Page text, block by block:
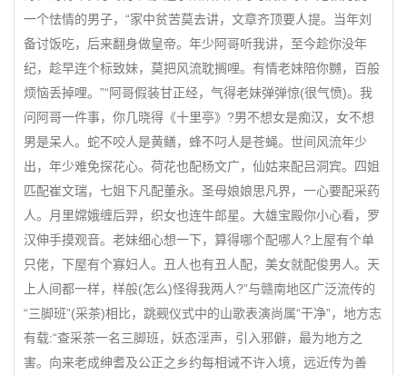
一个怯情的男子，“家中贫苦莫去讲，文章齐顶要人提。当年刘
备讨饭吃，后来翻身做皇帝。年少阿哥听我讲，至今趁你没年
纪，趁早连个标致妹，莫把风流耽搁哩。有情老妹陪你嬲，百般
烦恼丢掉哩。”“阿哥假装甘正经，气得老妹弹弹惊(很气愤)。我
问阿哥一件事，你几晓得《十里亭》?男不想女是痴汉，女不想
男是呆人。蛇不咬人是黄鳝，蜂不叼人是苍蝇。世间风流年少
出，年少难免探花心。荷花也配杨文广，仙姑来配吕洞宾。四姐
匹配崔文瑞，七姐下凡配董永。圣母娘娘思凡界，一心要配采药
人。月里嫦娥缠后羿，织女也连牛郎星。大雄宝殿你小心看，罗
汉伸手摸观音。老妹细心想一下，算得哪个配哪人?上屋有个单
只佬，下屋有个寡妇人。丑人也有丑人配，美女就配俊男人。天
上人间都一样，样般(怎么)怪得我两人?”与赣南地区广泛流传的
“三脚班”(采茶)相比，跳觋仪式中的山歌表演尚属“干净”，地方志
有载:“查采茶一名三脚班，妖态淫声，引入邪僻，最为地方之
害。向来老成绅耆及公正之乡约每相诫不许入境，远近传为善